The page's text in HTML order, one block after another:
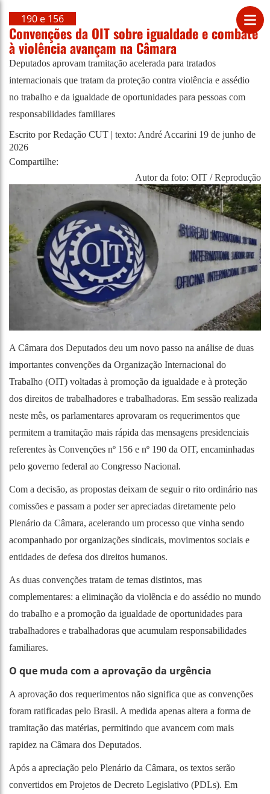
190 e 156
Convenções da OIT sobre igualdade e combate
à violência avançam na Câmara
Deputados aprovam tramitação acelerada para tratados
internacionais que tratam da proteção contra violência e assédio
no trabalho e da igualdade de oportunidades para pessoas com
responsabilidades familiares
Escrito por Redação CUT | texto: André Accarini 19 de junho de
2026
Compartilhe:
Autor da foto: OIT / Reprodução
A Câmara dos Deputados deu um novo passo na análise de duas
importantes convenções da Organização Internacional do
Trabalho (OIT) voltadas à promoção da igualdade e à proteção
dos direitos de trabalhadores e trabalhadoras. Em sessão realizada
neste mês, os parlamentares aprovaram os requerimentos que
permitem a tramitação mais rápida das mensagens presidenciais
referentes às Convenções nº 156 e nº 190 da OIT, encaminhadas
pelo governo federal ao Congresso Nacional.
Com a decisão, as propostas deixam de seguir o rito ordinário nas
comissões e passam a poder ser apreciadas diretamente pelo
Plenário da Câmara, acelerando um processo que vinha sendo
acompanhado por organizações sindicais, movimentos sociais e
entidades de defesa dos direitos humanos.
As duas convenções tratam de temas distintos, mas
complementares: a eliminação da violência e do assédio no mundo
do trabalho e a promoção da igualdade de oportunidades para
trabalhadores e trabalhadoras que acumulam responsabilidades
familiares.
O que muda com a aprovação da urgência
A aprovação dos requerimentos não significa que as convenções
foram ratificadas pelo Brasil. A medida apenas altera a forma de
tramitação das matérias, permitindo que avancem com mais
rapidez na Câmara dos Deputados.
Após a apreciação pelo Plenário da Câmara, os textos serão
convertidos em Projetos de Decreto Legislativo (PDLs). Em